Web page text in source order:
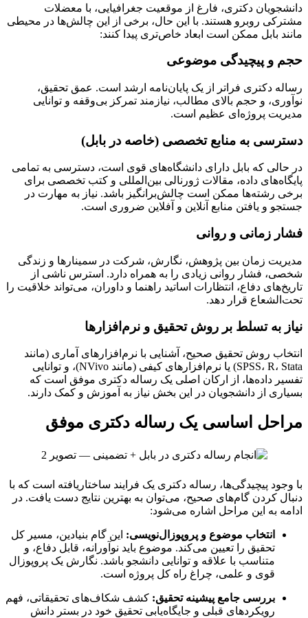
دانشجویان دکتری، فارغ از موقعیت جغرافیایی، با معضلات
مشترکی روبرو هستند. با این حال، برخی از این چالش‌ها در محیطی
مانند بابل ممکن است ابعاد خاص‌تری پیدا کنند:
حجم و پیچیدگی موضوعی
رساله دکتری فراتر از یک پایان‌نامه ارشد است. عمق تحقیق،
نوآوری، و حجم بالای مطالب، نیازمند تمرکز بی‌وقفه و توانایی
مدیریت پروژه‌ای عظیم است.
دسترسی به منابع تخصصی (خاصه در بابل)
در حالی که بابل دارای دانشگاه‌های قوی است، دسترسی به تمامی
پایگاه‌های داده، مقالات ژورنالی بین‌المللی و کتب تخصصی برای
برخی رشته‌ها ممکن است چالش‌برانگیز باشد. نیاز به مهارت در
جستجو و یافتن منابع آنلاین و آفلاین ضروری است.
فشار زمانی و روانی
مدیریت زمان بین پژوهش، نگارش، شرکت در سمینارها و زندگی
شخصی، فشار روانی زیادی را به همراه دارد. استرس ناشی از
تاریخ‌های دفاع، انتظارات اساتید راهنما و داوران، می‌تواند خلاقیت را
تحت‌الشعاع قرار دهد.
نیاز به تسلط بر روش تحقیق و نرم‌افزارها
انتخاب روش تحقیق صحیح، آشنایی با نرم‌افزارهای آماری (مانند
SPSS، R، Stata) یا نرم‌افزارهای کیفی (مانند NVivo)، و توانایی
تفسیر داده‌ها، از ارکان اصلی یک رساله دکتری موفق است که
بسیاری از دانشجویان در این بخش نیاز به آموزش و کمک دارند.
مراحل اساسی یک رساله دکتری موفق
با وجود پیچیدگی‌ها، رساله دکتری یک فرایند ساختاریافته است که با
دنبال کردن گام‌های صحیح، می‌توان به بهترین نتایج دست یافت. در
ادامه به این مراحل اشاره می‌شود:
انتخاب موضوع و پروپوزال‌نویسی: این گام بنیادین، مسیر کل
تحقیق را تعیین می‌کند. موضوع باید نوآورانه، قابل دفاع، و
متناسب با علاقه و توانایی دانشجو باشد. نگارش یک پروپوزال
قوی و علمی، چراغ راه کل پروژه است.
بررسی جامع پیشینه تحقیق: کشف شکاف‌های تحقیقاتی، فهم
رویکردهای قبلی و جایگاه‌یابی تحقیق خود در بستر دانش